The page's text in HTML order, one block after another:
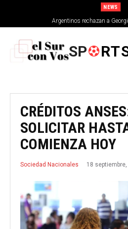
NEWS
Argentinos rechazan a
SP
CRÉDITOS
SOLICITAR
COMIENZA HOY
Sociedad Nacionales 18